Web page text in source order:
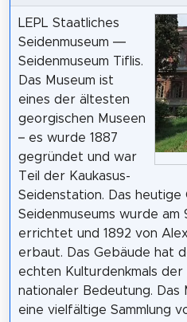
LEPL Staatliches
Seidenmuseum —
Seidenmuseum Tiflis.
Das Museum ist
eines der ältesten
georgischen Museen
– es wurde 1887
gegründet und war
Teil der Kaukasus-
Seidenstation. Das heutige
Seidenmuseums wurde am
errichtet und 1892 von
erbaut. Das Gebäude hat
echten Kulturdenkmals
nationaler Bedeutung.
eine vielfältige Sammlung